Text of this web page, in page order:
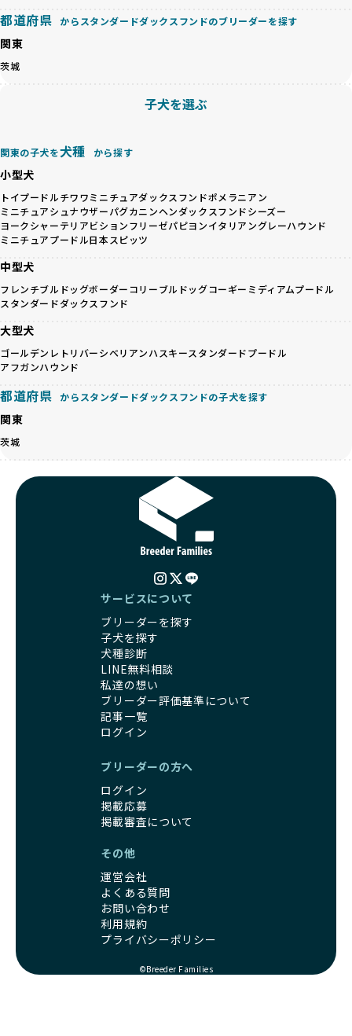
BreederFamiliesでは、すべてのブリーダーを書類審査、直
接のヒアリング、現地確認を通じて厳しく評価しています。
ーダー自身の理念や姿勢までも丁寧に確認しています。
ため、どのブリーダーを選んでも安心して子犬をお迎えいた
す。
BreederFamiliesは、ペット業界が抱える命の大量生産・大
量販売、負担の大きい流通構造、劣悪な飼育環境といった課
題に真摯に向き合っています。優良ブリーダーとの直接取引
を促進することで、無駄な命の消費を減らし、命を大切にす
さらに、売上の一部を保護団体や保護団体を支援する公益法
人へ寄付しています。多くのペット販売業者が、動物福祉へ
の取り組みが不十分であることを理由に寄付を断られる中、
ます。この活動により、保護が必要なワンちゃんの救済や保
護活動の支援にも貢献しています。
BreederFamiliesのこうした取り組みは、目の前の子犬だけ
でなく、すべてのワンちゃんに優しい未来を創るための大き
な一歩です。ユーザーの皆さんがBreederFamiliesを通じて
子犬をお迎えすることで、こうした社会貢献活動を間接的に
支えることができます。
身ともに健康に育つための環境づくりに全力を注いでいま
す。
遺伝的なリスクを最小限に抑えた繁殖計画、栄養バランスが
考えられた食事、子犬がのびのびと動ける適度な運動環境、
さらに獣医師と連携した健康管理まで徹底しています。
その結果、BreederFamiliesを通じてお迎えする子犬は、元
気で健康なスタートを切れることが大きな魅力です。
子犬の社会性は、家庭でのしつけをスムーズにする重要なポ
イントです。BreederFamiliesのブリーダーは、母犬や兄弟
犬、人との触れ合いの時間をしっかり確保し、子犬が自然に
コミュニケーション能力を身につけられるよう育てていま
家庭に迎えたその日から、すでに社会性の基盤ができている
ため、新しい環境にもスムーズに適応できます。
これにより、飼い主さんにとっても安心してスタートできる
と経験を持っています。そのため、子犬を迎えた後の健康管
理やしつけ、生活スタイルに合わせた育て方について、丁寧
なアドバイスを受けられます。「この犬種ならではの特徴
は？」「食事はどうしたらいい？」など、疑問や悩みがあれ
ば、専門的な視点から解決のヒントをもらえるのも安心でき
るポイントです。
クリアした方々だけです。運営チームがブリーダーに直接ヒ
アリングを行い、現地確認を経て透明性の高い情報を公開し
これにより、ユーザーは見た目だけでなく、育成環境や健康
管理体制、社会性の取り組みといった客観的なデータを基に
安心して子犬を選ぶことができます。
境は、ストレスや感染リスクを増大させるだけでなく、ワン
ちゃんの社会性や基本的なしつけにも悪影響を与える可能性
があります。
優良ブリーダーは、ワンちゃんの健康と幸せを第一に考え、
ことを大切にしています。また、彼らはお迎え先を自身で確
一方で、営利優先ブリーダーは、広範囲に販売するためにペ
ットショップやオークションを活用し、子犬の心身への影響
を軽視しがちです。
「ペットショップ等を使わない」の詳細はこちら
近年、「小さくて可愛い」「珍しい毛色」という見た目の特
す。しかし、こうした特徴には健康リスクが伴う場合が少な
くありません。極小サイズは骨や心臓に負担がかかりやす
く、レアカラーには遺伝疾患のリスクが高まることがありま
営利優先ブリーダーは、このような流行や需要に応じて無理
な繁殖を行いがちです。小柄な母犬を繁殖に多用して体に負
担をかけたり、子犬を小さく見せるために食事を減らすな
うな方法では、ワンちゃんの免疫力や体力が低下し、飼い主
にとっても将来的な医療費やケアの負担が増える恐れがあり
優良ブリーダーは、こうした流行に流されず、ワンちゃんの
健康を最優先に考えています。特に小さいワンちゃんやレア
カラーの子犬を販売する場合は、健康リスクを十分に理解
し、飼い主にそのリスクについて丁寧に説明しています。食
事管理もしっかり行い、成長に必要な栄養を確保するなど、
ワンちゃんの健康を第一にした繁殖を心がけています。
「見た目以上に健康重視」の詳細はこちら
引退犬とは、繁殖期を終えたワンちゃんたちのことを指しま
優良ブリーダーは、引退犬も家族の一員として、彼らの幸せ
を願っています。よって、引退後も自宅で飼育を続けるか、
信頼できる相手に譲渡するなど、ワンちゃんが幸せに暮らせ
るように配慮します。
一方、営利優先ブリーダーは引退犬を「コスト」として考
え、早く手放すことを考えます。場合によっては、悪徳保護
団体に引き渡されることもあり、ワンちゃんの生活が不安定
になる可能性が高まります。
を見分けるポイントとなります。
社会化とは、ワンちゃんが人間や他の犬、日常の環境にスム
ーズに適応できるようにするプロセスです。ワンちゃんの社
会化は、生後3週間から12週間頃の「社会化期」と呼ばれる
時期が特に重要です。この期間は、ブリーダーが飼育してい
る時期と重なるため、ワンちゃんが人や他の犬、家庭環境に
対して適応力を高めるための基礎を築く貴重な機会となりま
優良ブリーダーは、母犬との愛情ある触れ合いや、兄弟犬や
他の犬との遊び、人や日常的な家庭環境への慣れを促すこと
で社会化を進めています。これにより、新しい家族に迎えら
れた後もストレスなく過ごせるようサポートします。
都道府県 からスタンダードダックスフンドのブリーダーを探す
関東
茨城
子犬を選ぶ
関東の子犬を犬種 から探す
小型犬
トイプードルチワワミニチュアダックスフンドポメラニアン
ミニチュアシュナウザーパグカニンヘンダックスフンドシーズー
ヨークシャーテリアビションフリーゼパピヨンイタリアングレーハウンド
ミニチュアプードル日本スピッツ
中型犬
フレンチブルドッグボーダーコリーブルドッグコーギー ミディアムプードル
スタンダードダックスフンド
大型犬
ゴールデンレトリバーシベリアンハスキースタンダードプードル
アフガンハウンド
都道府県 からスタンダードダックスフンドの子犬を探す
関東
茨城
サービスについて
ブリーダーを探す
子犬を探す
犬種診断
LINE無料相談
私達の想い
ブリーダー評価基準について
記事一覧
ログイン
ブリーダーの方へ
ログイン
掲載応募
掲載審査について
その他
運営会社
よくある質問
お問い合わせ
利用規約
プライバシーポリシー
©Breeder Families